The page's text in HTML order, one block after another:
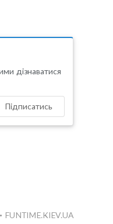
дізнаватися
Підписатись
• FUNTIME.KIEV.UA